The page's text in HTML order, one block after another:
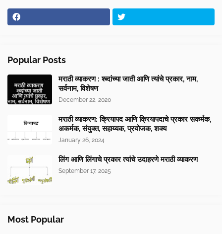
Popular Posts
मराठी व्याकरण : श्ब्दांच्या जाती आणि त्यांचे प्रकार, नाम,
सर्वनाम, विशेषण
December 22, 2020
मराठी व्याकरण: क्रियापद आणि क्रियापदाचे प्रकार सकर्मक,
अकर्मक, संयुक्त, सहाय्यक, प्रयोजक, शक्य
January 26, 2024
लिंग आणि लिंगाचे प्रकार त्यांचे उदाहरणे मराठी व्याकरण
September 17, 2025
Most Popular